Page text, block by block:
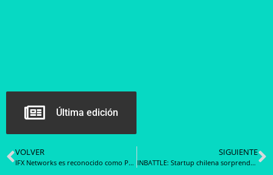
Última edición
VOLVER
IFX Networks es reconocido como Partner del Año Sophos 2023
SIGUIENTE
INBATTLE: Startup chilena sorprende en Miami con arena de realidad virtual